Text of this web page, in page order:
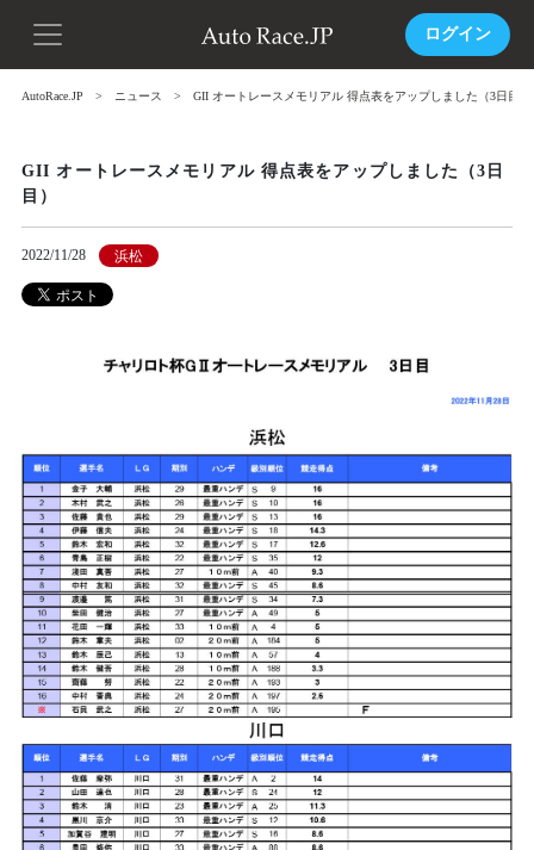
ログイン
AutoRace.JP ニュース GII オートレースメモリアル 得点表をアップしました（3日目）
GII オートレースメモリアル 得点表をアップしました（3日
目）
2022/11/28 浜松